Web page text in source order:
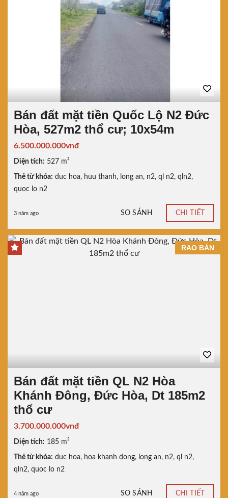
Bán đất mặt tiền Quốc Lộ N2 Đức
Hòa, 527m2 thổ cư; 10x54m
6.500.000.000vnđ
Diện tích: 527 m²
Thẻ từ khóa: duc hoa, huu thanh, long an, n2, ql n2, qln2,
quoc lo n2
3 năm ago SO SÁNH CHI TIẾT
RAO BÁN
Bán đất mặt tiền QL N2 Hòa
Khánh Đông, Đức Hòa, Dt 185m2
thổ cư
3.700.000.000vnđ
Diện tích: 185 m²
Thẻ từ khóa: duc hoa, hoa khanh dong, long an, n2, ql n2,
qln2, quoc lo n2
4 năm ago SO SÁNH CHI TIẾT